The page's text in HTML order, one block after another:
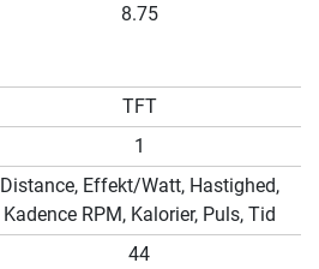
8.75
TFT
1
Distance, Effekt/Watt, Hastighed,
Kadence RPM, Kalorier, Puls, Tid
44